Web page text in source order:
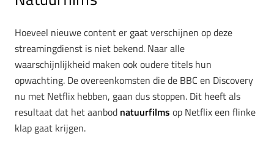
Hoeveel nieuwe content er gaat verschijnen op deze
streamingdienst is niet bekend. Naar alle
waarschijnlijkheid maken ook oudere titels hun
opwachting. De overeenkomsten die de BBC en Discovery
nu met Netflix hebben, gaan dus stoppen. Dit heeft als
resultaat dat het aanbod natuurfilms op Netflix een flinke
klap gaat krijgen.